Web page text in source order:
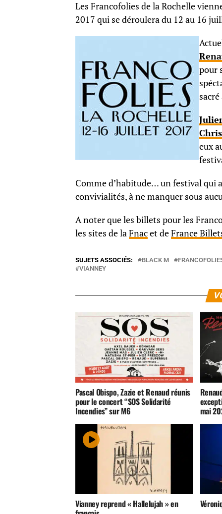
Les Francofolies de la Rochelle
2017 qui se déroulera du 12 au 16
pour
eux
Comme d’habitude… un festival qui
convivialités, à ne manquer sous
A noter que les billets pour les
les sites de laFnacet deFrance
SUJETS ASSOCIÉS: BLACK M
VIANNEY
Pascal Obispo, Zazie et Renaud réunis
pour le concert “SOS Solidarité
Incendies” sur M6 mai
Vianney reprend « Hallelujah » en